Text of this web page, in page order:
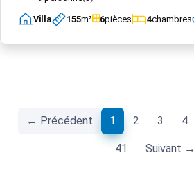
Villa 155m² 6pièces 4chambres
← Précédent 1 (current)
2 3 4
41 Suivant →